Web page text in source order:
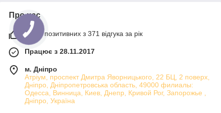
Про нас
100% позитивних з 371 відгука за рік
Працює з 28.11.2017
м. Дніпро
Атріум, проспект Дмитра Яворницького, 22 БЦ, 2 поверх,
Дніпро, Дніпропетровська область, 49000 филиалы:
Одесса, Винница, Киев, Днепр, Кривой Рог, Запорожье ,
Дніпро, Україна